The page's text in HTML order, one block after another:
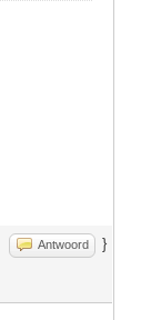
Antwoord }